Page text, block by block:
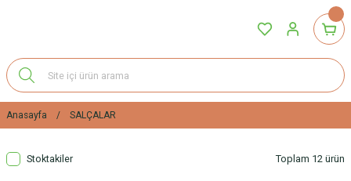
Anasayfa SALÇALAR
Stoktakiler Toplam 12 ürün